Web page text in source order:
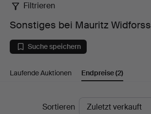
Sonstiges
bei
Mauritz
Widforss
Filtrieren
Sonstiges bei Mauritz Widforss
Suche speichern
Laufende Auktionen Endpreise(2)
EndpreiseSortieren